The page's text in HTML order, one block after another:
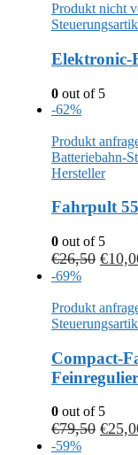
Produkt nicht
Elektronic-
0 out of 5
-62%
Produkt
Batteriebahn-
Hersteller
Fahrpult
0 out of 5
€26,50 €
-69%
Produkt
Compact-
0 out of 5
€79,50 €
-59%